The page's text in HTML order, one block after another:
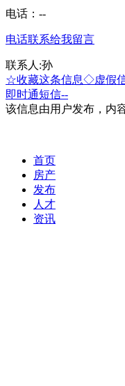
电话： --
电话联系给我留言
联系人:孙
☆收藏这条信息◇虚假
即时通短信--
该信息由用户发布，内
首页
房产
发布
人才
资讯